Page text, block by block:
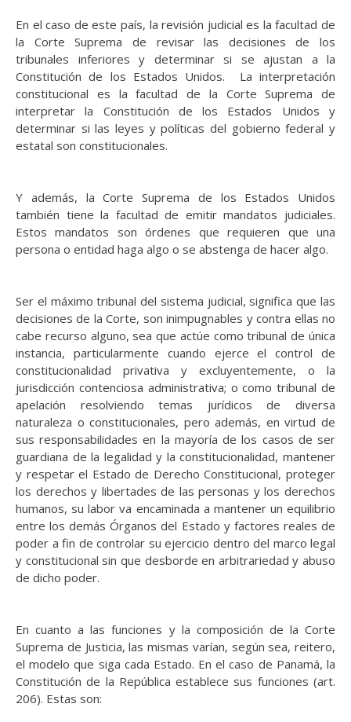
En el caso de este país, la revisión judicial es la facultad de
la Corte Suprema de revisar las decisiones de los
tribunales inferiores y determinar si se ajustan a la
Constitución de los Estados Unidos. La interpretación
constitucional es la facultad de la Corte Suprema de
interpretar la Constitución de los Estados Unidos y
determinar si las leyes y políticas del gobierno federal y
estatal son constitucionales.
Y además, la Corte Suprema de los Estados Unidos
también tiene la facultad de emitir mandatos judiciales.
Estos mandatos son órdenes que requieren que una
persona o entidad haga algo o se abstenga de hacer algo.
Ser el máximo tribunal del sistema judicial, significa que las
decisiones de la Corte, son inimpugnables y contra ellas no
cabe recurso alguno, sea que actúe como tribunal de única
instancia, particularmente cuando ejerce el control de
constitucionalidad privativa y excluyentemente, o la
jurisdicción contenciosa administrativa; o como tribunal de
apelación resolviendo temas jurídicos de diversa
naturaleza o constitucionales, pero además, en virtud de
sus responsabilidades en la mayoría de los casos de ser
guardiana de la legalidad y la constitucionalidad, mantener
y respetar el Estado de Derecho Constitucional, proteger
los derechos y libertades de las personas y los derechos
humanos, su labor va encaminada a mantener un equilibrio
entre los demás Órganos del Estado y factores reales de
poder a fin de controlar su ejercicio dentro del marco legal
y constitucional sin que desborde en arbitrariedad y abuso
de dicho poder.
En cuanto a las funciones y la composición de la Corte
Suprema de Justicia, las mismas varían, según sea, reitero,
el modelo que siga cada Estado. En el caso de Panamá, la
Constitución de la República establece sus funciones (art.
206). Estas son: